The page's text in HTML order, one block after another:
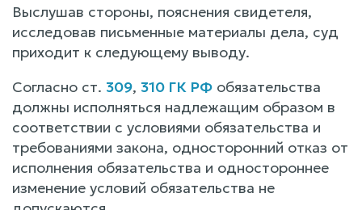
Выслушав стороны, пояснения свидетеля,
исследовав письменные материалы дела, суд
приходит к следующему выводу.
Согласно ст. 309, 310 ГК РФ обязательства
должны исполняться надлежащим образом в
соответствии с условиями обязательства и
требованиями закона, односторонний отказ от
исполнения обязательства и одностороннее
изменение условий обязательства не